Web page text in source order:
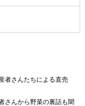
者さんたちによる直売
さんから野菜の裏話も聞